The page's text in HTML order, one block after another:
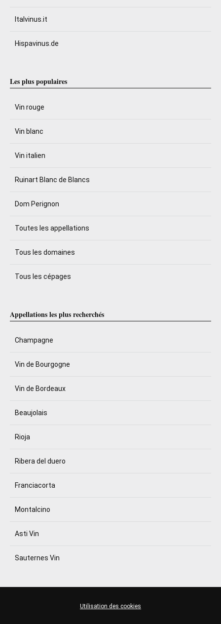
Italvinus.it
Hispavinus.de
Les plus populaires
Vin rouge
Vin blanc
Vin italien
Ruinart Blanc de Blancs
Dom Perignon
Toutes les appellations
Tous les domaines
Tous les cépages
Appellations les plus recherchés
Champagne
Vin de Bourgogne
Vin de Bordeaux
Beaujolais
Rioja
Ribera del duero
Franciacorta
Montalcino
Asti Vin
Sauternes Vin
Utilisation des cookies